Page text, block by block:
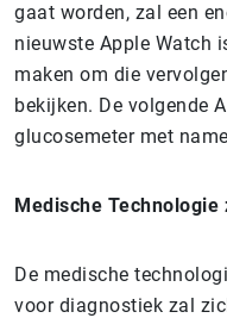
gaat worden, zal een
nieuwste Apple Watch
maken om die
bekijken. De volgende
glucosemeter met
Medische
De medische
voor diagnostiek zal